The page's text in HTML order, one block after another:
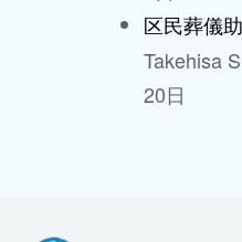
区民葬儀
Takehisa
20日